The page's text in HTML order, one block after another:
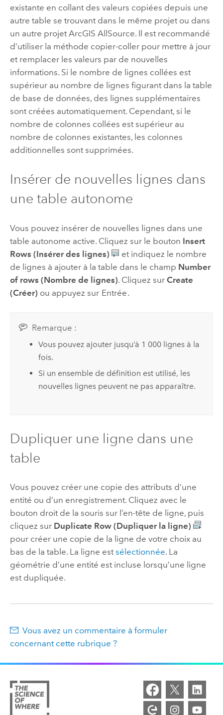
existante en collant des valeurs copiées depuis une
autre table se trouvant dans le même projet ou dans
un autre projet ArcGIS AllSource. Il est recommandé
d’utiliser la méthode copier-coller pour mettre à jour
et remplacer les valeurs par de nouvelles
informations. Si le nombre de lignes collées est
supérieur au nombre de lignes figurant dans la table
de base de données, des lignes supplémentaires
sont créées automatiquement. Cependant, si le
nombre de colonnes collées est supérieur au
nombre de colonnes existantes, les colonnes
additionnelles sont supprimées.
Insérer de nouvelles lignes dans
une table autonome
Vous pouvez insérer de nouvelles lignes dans une
table autonome active. Cliquez sur le bouton Insert
Rows (Insérer des lignes)
et indiquez le nombre
de lignes à ajouter à la table dans le champ Number
of rows (Nombre de lignes). Cliquez sur Create
(Créer) ou appuyez sur Entrée.
Remarque :
Vous pouvez ajouter jusqu’à 1 000 lignes à la
fois.
Si un ensemble de définition est utilisé, les
nouvelles lignes peuvent ne pas apparaître.
Dupliquer une ligne dans une
table
Vous pouvez créer une copie des attributs d’une
entité ou d’un enregistrement. Cliquez avec le
bouton droit de la souris sur l’en-tête de ligne, puis
cliquez sur Duplicate Row (Dupliquer la ligne)
pour créer une copie de la ligne de votre choix au
bas de la table. La ligne est sélectionnée. La
géométrie d’une entité est incluse lorsqu’une ligne
est dupliquée.
Vous avez un commentaire à formuler
concernant cette rubrique ?